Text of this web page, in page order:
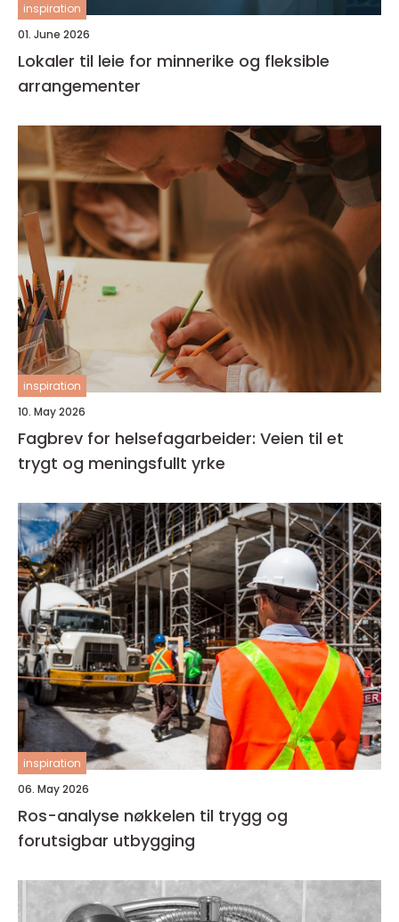
inspiration
01. June 2026
Lokaler til leie for minnerike og fleksible
arrangementer
inspiration
10. May 2026
Fagbrev for helsefagarbeider: Veien til et
trygt og meningsfullt yrke
inspiration
06. May 2026
Ros-analyse nøkkelen til trygg og
forutsigbar utbygging